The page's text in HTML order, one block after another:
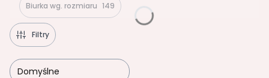
Biurka wg. rozmiaru 149
Filtry
Domyślne